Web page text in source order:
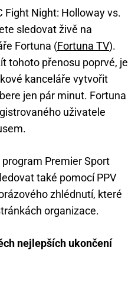
Fight Night: Holloway vs.
sledovat živě na
Fortuna (Fortuna TV).
tohoto přenosu poprvé, je
kanceláře vytvořit
jen pár minut. Fortuna
uživatele
Premier Sport
také pomocí PPV
zhlédnutí, které
organizace.
nejlepších ukončení